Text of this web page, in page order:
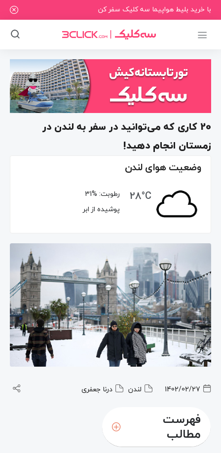
با خرید بلیط هواپیما سه کلیک سفر کن
20 کاری که می‌توانید در سفر به لندن در
زمستان انجام دهید!
وضعیت هوای لندن
28°C
رطوبت: 31%
پوشیده از ابر
1402/02/27 لندن درنا جعفری
فهرست
مطالب